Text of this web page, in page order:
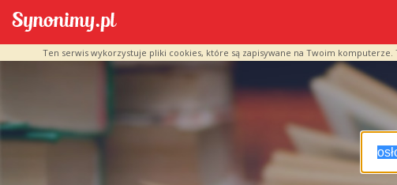
Ten serwis wykorzystuje pliki cookies, które są zapisywane na Twoim